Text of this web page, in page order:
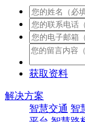
获取资料
解决方案
智慧交通 智